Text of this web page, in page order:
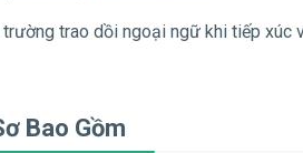
trao dồi ngoại ngữ khi tiếp xúc
Bao Gồm